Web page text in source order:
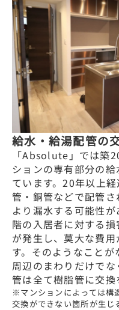
給水・給湯配管の交
「Absolute」では築
ションの専有部分の
ています。20年以上
管・銅管などで配管
より漏水する可能性
階の入居者に対する
が発生し、莫大な費
す。そのようなこと
周辺のまわりだけで
管は全て樹脂管に交換
※マンションによっては構
交換ができない箇所が生じ